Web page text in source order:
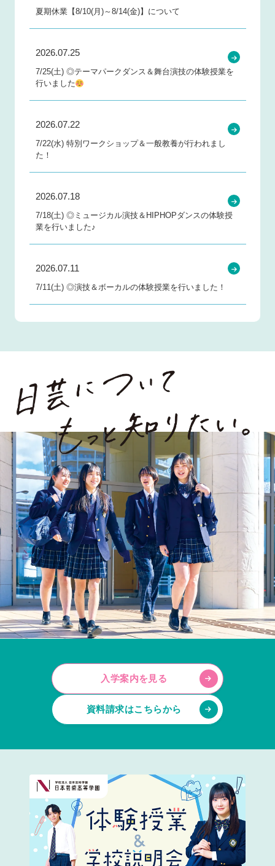
夏期休業【8/10(月)～8/14(金)】について
2026.07.25
7/25(土) ◎テーマパークダンス＆舞台演技の体験授業を
行いました
2026.07.22
7/22(水) 特別ワークショップ＆一般教養が行われまし
た！
2026.07.18
7/18(土) ◎ミュージカル演技＆HIPHOPダンスの体験授
業を行いました♪
2026.07.11
7/11(土) ◎演技＆ボーカルの体験授業を行いました！
入学案内を見る
資料請求はこちらから